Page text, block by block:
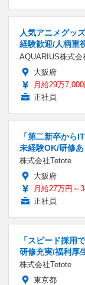
人気アニメグッ
経験歓迎/人柄重
AQUARIUS株式会
大阪府
月給29万
正社員
「第二新卒から
未経験OK/研修
株式会社Tetote
大阪府
月給27万円～
正社員
「スピード採用
研修充実/福利厚
株式会社Tetote
東京都